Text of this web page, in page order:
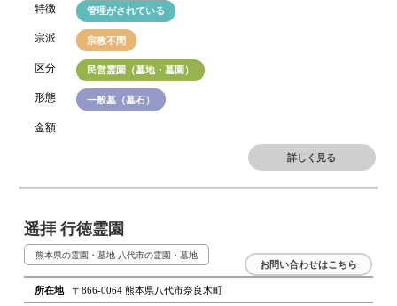
特徴 管理がされている
宗派 宗教不問
区分 民営霊園（墓地・墓園）
形態 一般墓（墓石）
金額
詳しく見る
遥拝 行徳霊園
熊本県の霊園・墓地 八代市の霊園・墓地
所在地 〒866-0064 熊本県八代市奈良木町
お問い合わせはこちら